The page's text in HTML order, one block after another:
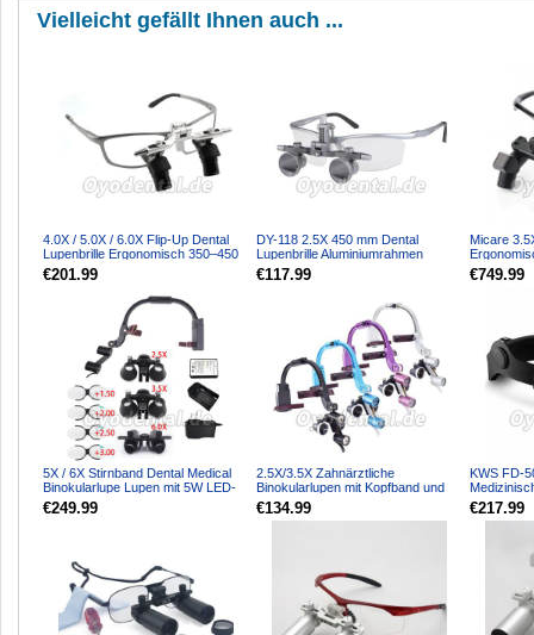
Vielleicht gefällt Ihnen auch ...
4.0X / 5.0X / 6.0X Flip-Up Dental
Lupenbrille Ergonomisch 350–450
mm
€201.99
DY-118 2.5X 450 mm Dental
Lupenbrille Aluminiumrahmen
Einstellbarer Pupillenabst...
€117.99
Micare
€749.99
5X / 6X Stirnband Dental Medical
Binokularlupe Lupen mit 5W LED-
Scheinwerfer
€249.99
2.5X/3.5X Zahnärztliche
Binokularlupen mit Kopfband und
5W LED-Scheinwerfer
€134.99
KWS FD-
€217.99